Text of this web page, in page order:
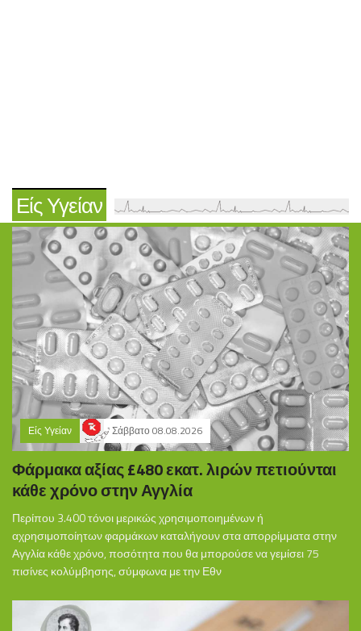
Είς Υγείαν
Είς Υγείαν Σάββατο 08.08.2026
Φάρμακα αξίας £480 εκατ. λιρών πετιούνται
κάθε χρόνο στην Αγγλία
Περίπου 3.400 τόνοι μερικώς χρησιμοποιημένων ή
αχρησιμοποίητων φαρμάκων καταλήγουν στα απορρίμματα στην
Αγγλία κάθε χρόνο, ποσότητα που θα μπορούσε να γεμίσει 75
πισίνες κολύμβησης, σύμφωνα με την Εθν